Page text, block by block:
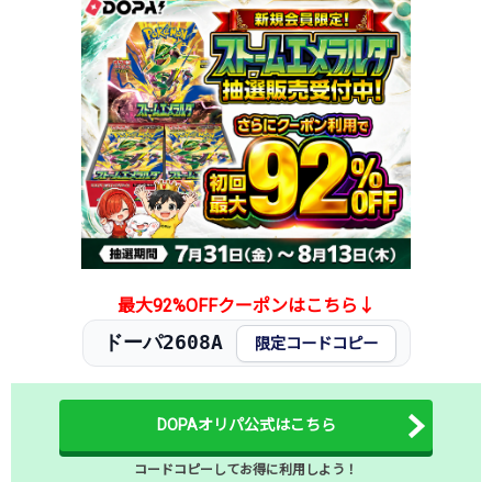
最大92%OFFクーポンはこちら↓
ドーパ2608A 限定コードコピー
DOPAオリパ公式はこちら
コードコピーしてお得に利用しよう！